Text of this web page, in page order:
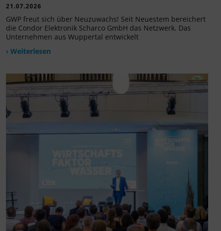
21.07.2026
GWP freut sich über Neuzuwachs! Seit Neuestem bereichert
die Condor Elektronik Scharco GmbH das Netzwerk. Das
Unternehmen aus Wuppertal entwickelt
› Weiterlesen